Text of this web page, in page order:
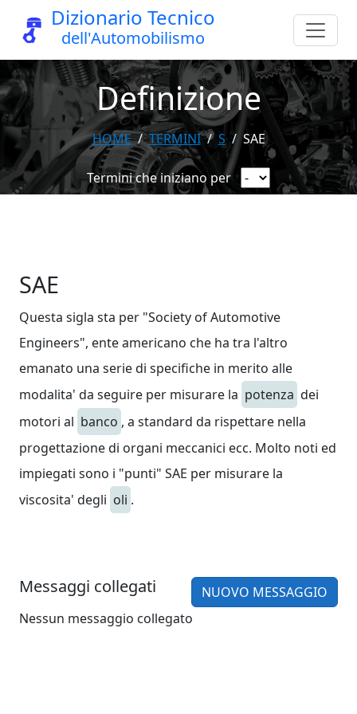
Dizionario Tecnico
dell'Automobilismo
Definizione
HOME TERMINI S SAE
Termini che iniziano per
SAE
Questa sigla sta per "Society of Automotive
Engineers", ente americano che ha tra l'altro
emanato una serie di specifiche in merito alle
modalita' da seguire per misurare la potenza dei
motori al banco , a standard da rispettare nella
progettazione di organi meccanici ecc. Molto noti ed
impiegati sono i "punti" SAE per misurare la
viscosita' degli oli .
Messaggi collegati
NUOVO MESSAGGIO
Nessun messaggio collegato